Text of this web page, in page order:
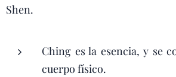
Shen.
Ching es la esencia, y se
cuerpo físico.